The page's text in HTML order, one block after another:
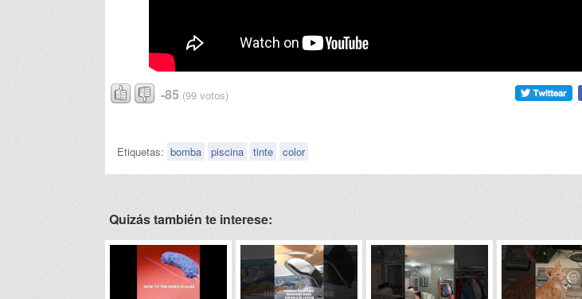
-85 (99 votos)
Etiquetas: bomba piscina tinte color
Quizás también te interese: